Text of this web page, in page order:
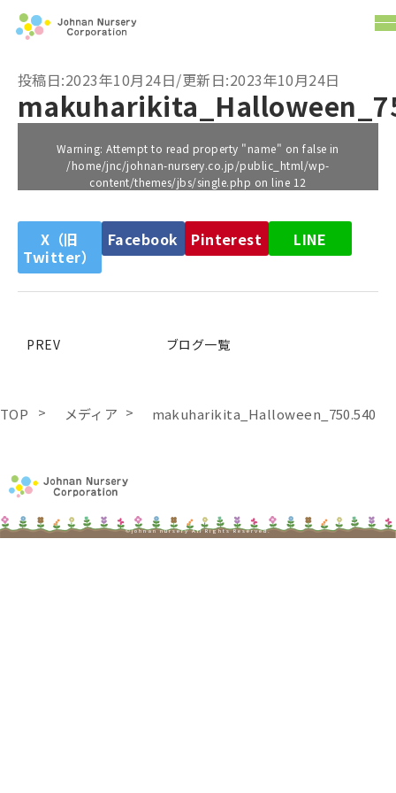
投稿日:2023年10月24日/更新日:2023年10月24日
Warning: Attempt to read property "name" on false in
/home/jnc/johnan-nursery.co.jp/public_html/wp-
content/themes/jbs/single.php on line 12
X（旧
Twitter）
Facebook Pinterest LINE
PREV ブログ一覧
TOP メディア makuharikita_Halloween_750.540
©johnan nursery All Rights Reserved.